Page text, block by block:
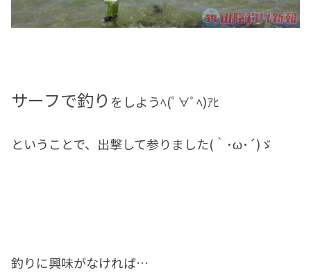
サーフで釣り をしようﾍ(ﾟ∀ﾟﾍ)ｱﾋ
ということで、出撃して参りました(｀･ω･´)ゞ
釣りに興味がなければ…